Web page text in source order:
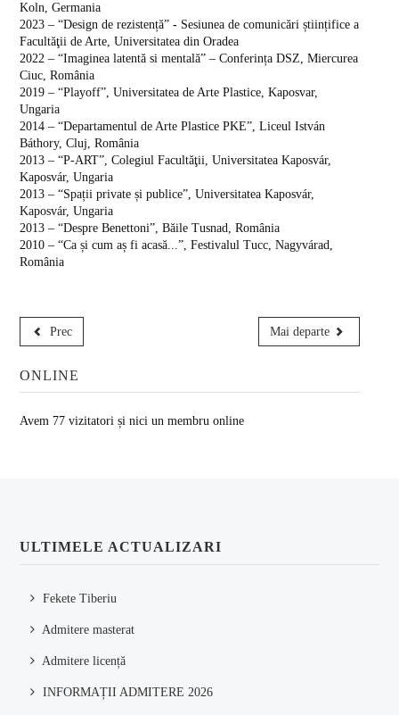
Koln, Germania
2023 – “Design de rezistență” - Sesiunea de comunicări științifice a
Facultăţii de Arte, Universitatea din Oradea
2022 – “Imaginea latentă si mentală” – Conferința DSZ, Miercurea
Ciuc, România
2019 – “Playoff”, Universitatea de Arte Plastice, Kaposvar,
Ungaria
2014 – “Departamentul de Arte Plastice PKE”, Liceul István
Báthory, Cluj, România
2013 – “P-ART”, Colegiul Facultăţii, Universitatea Kaposvár,
Kaposvár, Ungaria
2013 – “Spații private și publice”, Universitatea Kaposvár,
Kaposvár, Ungaria
2013 – “Despre Benettoni”, Băile Tusnad, România
2010 – “Ca și cum aș fi acasă...”, Festivalul Tucc, Nagyvárad,
România
Prec Mai departe
ONLINE
Avem 77 vizitatori și nici un membru online
ULTIMELE ACTUALIZARI
Fekete Tiberiu
Admitere masterat
Admitere licență
INFORMAȚII ADMITERE 2026